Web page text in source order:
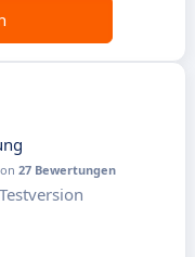
27 Bewertungen